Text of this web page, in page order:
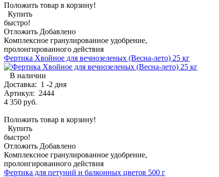
Положить товар в корзину!
Купить
быстро!
Отложить Добавлено
Комплексное гранулированное удобрение,
пролонгированного действия
Фертика Хвойное для вечнозеленых (Весна-лето) 25 кг
В наличии
Доставка: 1 -2 дня
Артикул: 2444
4 350 руб.
Положить товар в корзину!
Купить
быстро!
Отложить Добавлено
Комплексное гранулированное удобрение,
пролонгированного действия
Фертика для петуний и балконных цветов 500 г